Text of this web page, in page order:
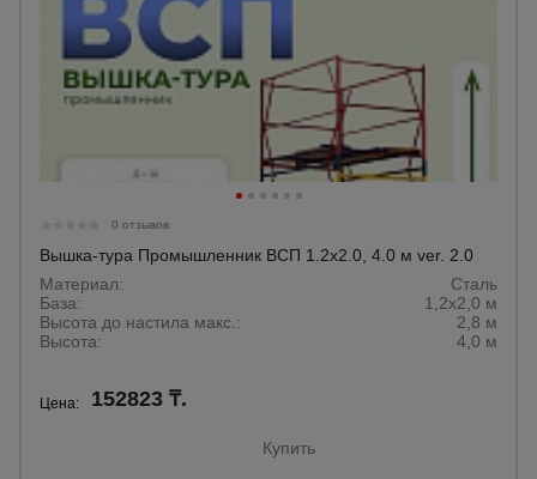
0 отзывов
Вышка-тура Промышленник ВСП 1.2х2.0, 4.0 м ver. 2.0
Материал:
Сталь
База:
1,2х2,0 м
Высота до настила макс.:
2,8 м
Высота:
4,0 м
Цена: 152823 ₸.
Купить
строительства
Оборудование
для работы с
арматурой
Оборудование